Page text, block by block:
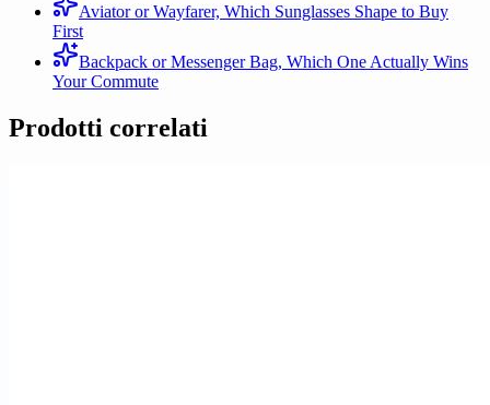
Aviator or Wayfarer, Which Sunglasses Shape to Buy
First
Backpack or Messenger Bag, Which One Actually Wins
Your Commute
Prodotti correlati